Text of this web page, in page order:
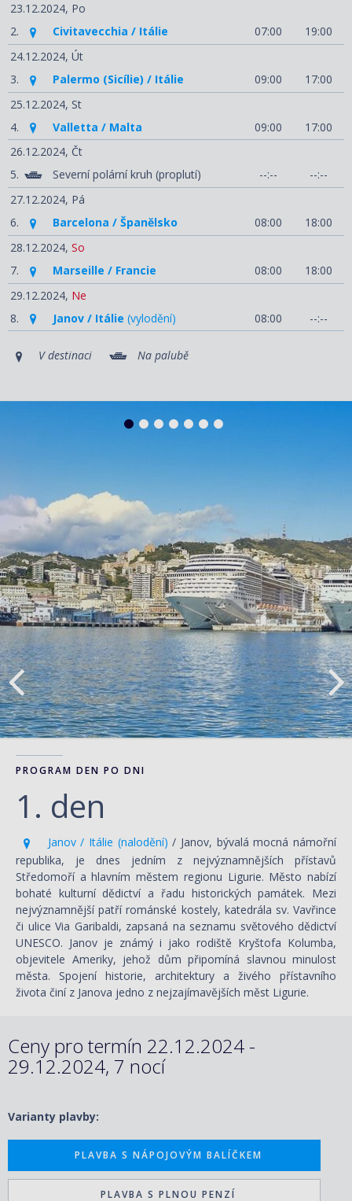
23.12.2024, Po
2.
Civitavecchia / Itálie 07:00
19:00
24.12.2024, Út
3.
Palermo (Sicílie) / Itálie 09:00
17:00
25.12.2024, St
4.
Valletta / Malta 09:00
17:00
26.12.2024, Čt
5.
Severní polární kruh (proplutí) --:--
--:--
27.12.2024, Pá
6.
Barcelona / Španělsko 08:00
18:00
28.12.2024, So
7.
Marseille / Francie 08:00
18:00
29.12.2024, Ne
8.
Janov / Itálie (vylodění) 08:00 --:--
V destinaci Na palubě
PROGRAM DEN PO DNI
1. den
Janov / Itálie (nalodění)/ Janov, bývalá mocná námořní
republika, je dnes jedním z nejvýznamnějších přístavů
Středomoří a hlavním městem regionu Ligurie. Město nabízí
bohaté kulturní dědictví a řadu historických památek. Mezi
nejvýznamnější patří románské kostely, katedrála sv. Vavřince
či ulice Via Garibaldi, zapsaná na seznamu světového dědictví
UNESCO. Janov je známý i jako rodiště Kryštofa Kolumba,
objevitele Ameriky, jehož dům připomíná slavnou minulost
města. Spojení historie, architektury a živého přístavního
života činí z Janova jedno z nejzajímavějších měst Ligurie.
Ceny pro termín 22.12.2024 -
29.12.2024, 7 nocí
Varianty plavby:
PLAVBA S NÁPOJOVÝM BALÍČKEM
PLAVBA S PLNOU PENZÍ